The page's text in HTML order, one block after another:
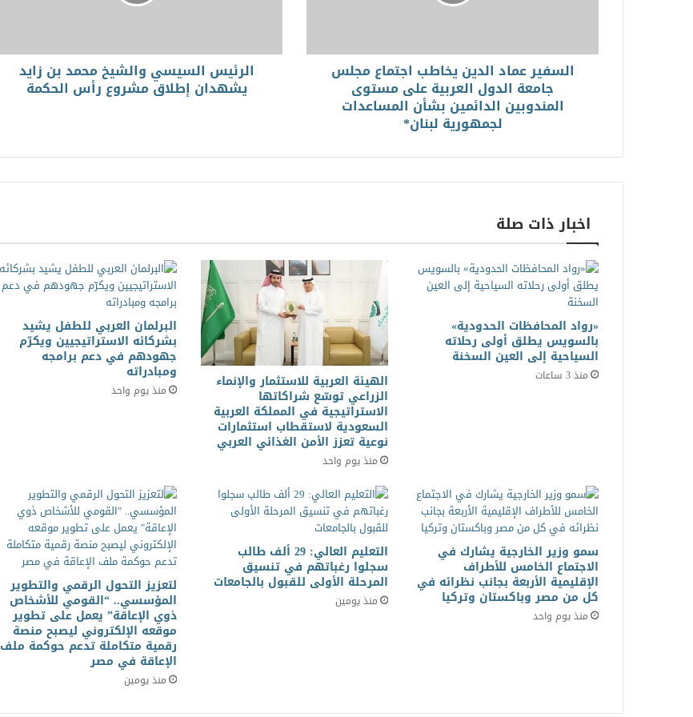
السفير عماد الدين يخاطب اجتماع مجلس
جامعة الدول العربية على مستوى
المندوبين الدائمين بشأن المساعدات
لجمهورية لبنان*
الرئيس السيسي والشيخ محمد بن زايد
يشهدان إطلاق مشروع رأس الحكمة
اخبار ذات صلة
«رواد المحافظات الحدودية»
بالسويس يطلق أولى رحلاته
السياحية إلى العين السخنة
منذ 3 ساعات الهيئة العربية للاستثمار والإنماء
الزراعي توسّع شراكاتها
الاستراتيجية في المملكة العربية
السعودية لاستقطاب استثمارات
نوعية تعزز الأمن الغذائي العربي
منذ يوم واحد
البرلمان العربي للطفل يشيد
بشركائه الاستراتيجيين ويكرّم
جهودهم في دعم برامجه
ومبادراته
منذ يوم واحد
سمو وزير الخارجية يشارك في
الاجتماع الخامس للأطراف
الإقليمية الأربعة بجانب نظرائه في
كل من مصر وباكستان وتركيا
منذ يوم واحد
التعليم العالي: 29 ألف طالب
سجلوا رغباتهم في تنسيق
المرحلة الأولى للقبول بالجامعات
منذ يومين
لتعزيز التحول الرقمي والتطوير
المؤسسي.. “القومي للأشخاص
ذوي الإعاقة” يعمل على تطوير
موقعه الإلكتروني ليصبح منصة
رقمية متكاملة تدعم حوكمة ملف
الإعاقة في مصر
منذ يومين